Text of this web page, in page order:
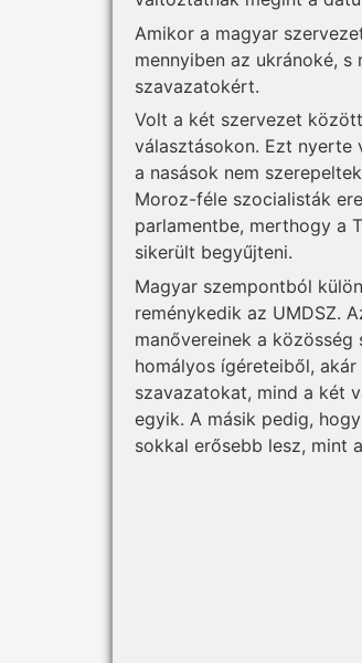
Amikor a magyar
mennyiben az ukránoké,
szavazatokért.
Volt a két szervezet
választásokon. Ezt nyerte
a nasások nem
Moroz-féle szocialisták
parlamentbe, merthogy a
sikerült begyűjteni.
Magyar szempontból
reménykedik az UMDSZ.
manővereinek a
homályos ígéreteiből,
szavazatokat, mind a két
egyik. A másik pedig,
sokkal erősebb lesz, mint